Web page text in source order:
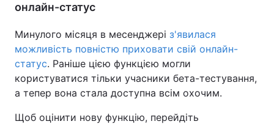
онлайн-статус
Минулого місяця в месенджері з'явилася
можливість повністю приховати свій онлайн-
статус. Раніше цією функцією могли
користуватися тільки учасники бета-тестування,
а тепер вона стала доступна всім охочим.
Щоб оцінити нову функцію, перейдіть